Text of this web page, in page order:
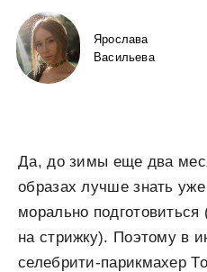
Ярослава
Васильева
Да, до зимы еще два
образах лучше знать
морально
на стрижку). Поэтому в
селебрити-парикмахер